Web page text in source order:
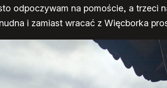
odpoczywam na pomoście, a
i zamiast wracać z Więcborka